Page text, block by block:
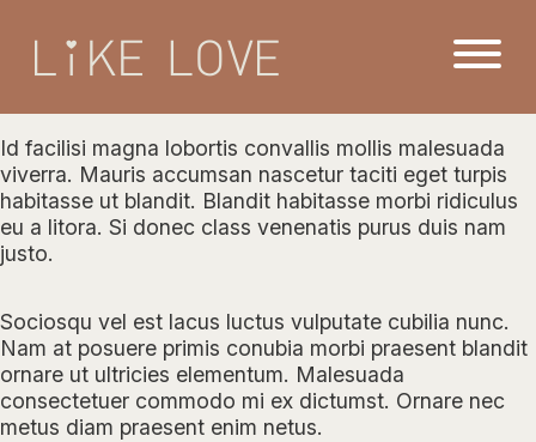
Id facilisi magna lobortis convallis mollis malesuada
viverra. Mauris accumsan nascetur taciti eget turpis
habitasse ut blandit. Blandit habitasse morbi ridiculus
eu a litora. Si donec class venenatis purus duis nam
justo.
Sociosqu vel est lacus luctus vulputate cubilia nunc.
Nam at posuere primis conubia morbi praesent blandit
ornare ut ultricies elementum. Malesuada
consectetuer commodo mi ex dictumst. Ornare nec
metus diam praesent enim netus.